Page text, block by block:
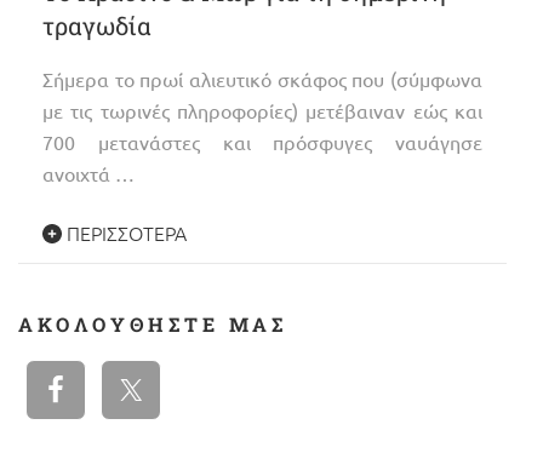
τραγωδία
Σήμερα το πρωί αλιευτικό σκάφος που (σύμφωνα
με τις τωρινές πληροφορίες) μετέβαιναν εώς και
700 μετανάστες και πρόσφυγες ναυάγησε
ανοιχτά …
ΠΕΡΙΣΣΌΤΕΡΑ
ΑΚΟΛΟΥΘΉΣΤΕ ΜΑΣ